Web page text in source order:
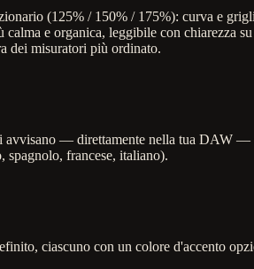
(125% / 150% / 175%): curva e
e organica, leggibile con chiarezza
dei misuratori più ordinato.
— direttamente nella tua DAW —
spagnolo, francese, italiano).
ciascuno con un colore d'accento